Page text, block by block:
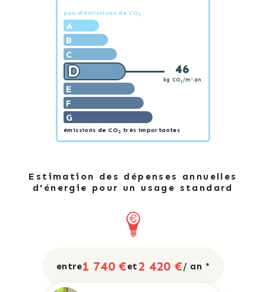
peu d'émissions de CO 2
A
B
C
D 46
kg CO2/m².an
E
F
G
émissions de CO2 très importantes
Estimation des dépenses annuelles
d'énergie pour un usage standard
entre1 740 €et 2 420 € / an *